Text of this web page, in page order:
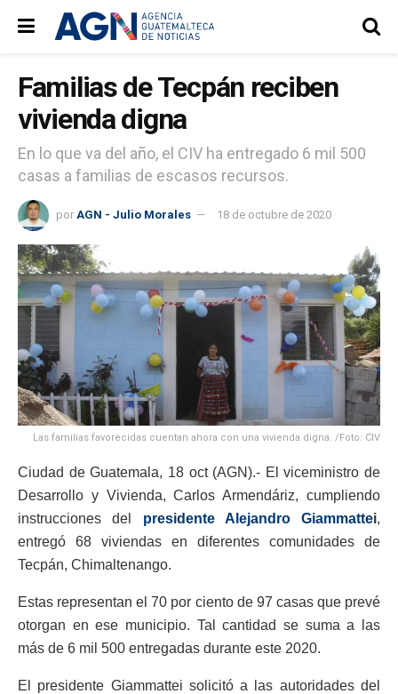
Familias de Tecpán reciben
vivienda digna
En lo que va del año, el CIV ha entregado 6 mil 500
casas a familias de escasos recursos.
por AGN - Julio Morales 18 de octubre de 2020
Las familias favorecidas cuentan ahora con una vivienda digna. /Foto: CIV
Ciudad de Guatemala, 18 oct (AGN).- El viceministro de
Desarrollo y Vivienda, Carlos Armendáriz, cumpliendo
instrucciones del presidente Alejandro Giammattei,
entregó 68 viviendas en diferentes comunidades de
Tecpán, Chimaltenango.
Estas representan el 70 por ciento de 97 casas que prevé
otorgan en ese municipio. Tal cantidad se suma a las
más de 6 mil 500 entregadas durante este 2020.
El presidente Giammattei solicitó a las autoridades del